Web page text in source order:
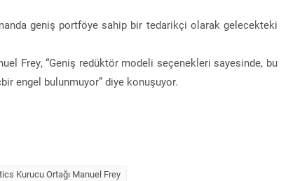
geniş portföye sahip bir tedarikçi olarak gelecekteki
Frey, “Geniş redüktör modeli seçenekleri sayesinde, bu
engel bulunmuyor” diye konuşuyor.
Kurucu Ortağı Manuel Frey
distribütörü oldu